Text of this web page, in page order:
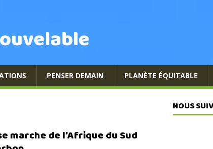
PENSER DEMAIN PLANÈTE ÉQUITABLE
marche de l’Afrique du Sud
NOUS